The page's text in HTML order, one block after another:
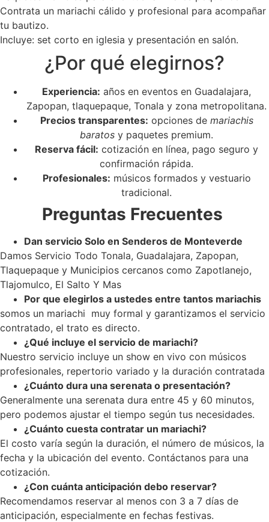
Contrata un mariachi cálido y profesional para acompañar
tu bautizo.
Incluye: set corto en iglesia y presentación en salón.
¿Por qué elegirnos?
Experiencia: años en eventos en Guadalajara,
Zapopan, tlaquepaque, Tonala y zona metropolitana.
Precios transparentes: opciones de mariachis
baratos y paquetes premium.
Reserva fácil: cotización en línea, pago seguro y
confirmación rápida.
Profesionales: músicos formados y vestuario
tradicional.
Preguntas Frecuentes
Dan servicio Solo en Senderos de Monteverde
Damos Servicio Todo Tonala, Guadalajara, Zapopan,
Tlaquepaque y Municipios cercanos como Zapotlanejo,
Tlajomulco, El Salto Y Mas
Por que elegirlos a ustedes entre tantos mariachis
somos un mariachi muy formal y garantizamos el servicio
contratado, el trato es directo.
¿Qué incluye el servicio de mariachi?
Nuestro servicio incluye un show en vivo con músicos
profesionales, repertorio variado y la duración contratada
¿Cuánto dura una serenata o presentación?
Generalmente una serenata dura entre 45 y 60 minutos,
pero podemos ajustar el tiempo según tus necesidades.
¿Cuánto cuesta contratar un mariachi?
El costo varía según la duración, el número de músicos, la
fecha y la ubicación del evento. Contáctanos para una
cotización.
¿Con cuánta anticipación debo reservar?
Recomendamos reservar al menos con 3 a 7 días de
anticipación, especialmente en fechas festivas.